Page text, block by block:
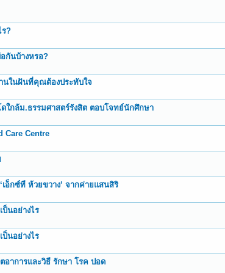
?
อกันบ้างหรอ?
นในฝันที่คุณต้องประทับใจ0 Vote(s) - 0 out of 5 in Average
ใกล้ม.ธรรมศาสตร์รังสิต ตอบโจทย์นักศึกษา
0 Vote(s) - 0 out of 5 in Average
12 34 5
Care Centre
อ็กซ์ที ห้วยขวาง’ จากค่ายแสนสิริ0 Vote(s) - 0 out of 5 in Average
ป็นอย่างไร
ป็นอย่างไร
อาการและวิธี รักษา โรค ปอด0 Vote(s) - 0 out of 5 in Average